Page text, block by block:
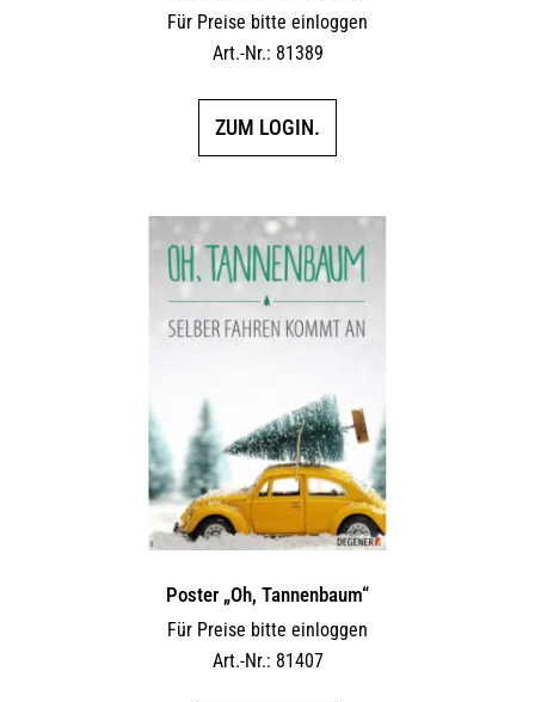
Für Preise bitte einloggen
Art.-Nr.: 81389
ZUM LOGIN.
Poster „Oh, Tannenbaum“
Für Preise bitte einloggen
Art.-Nr.: 81407